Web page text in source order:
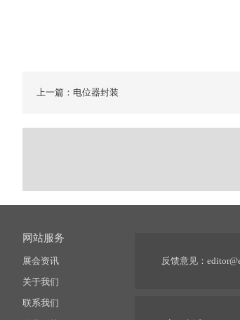
上一篇：电位器封装
网站服务
展会资讯
关于我们
联系我们
反馈意见：